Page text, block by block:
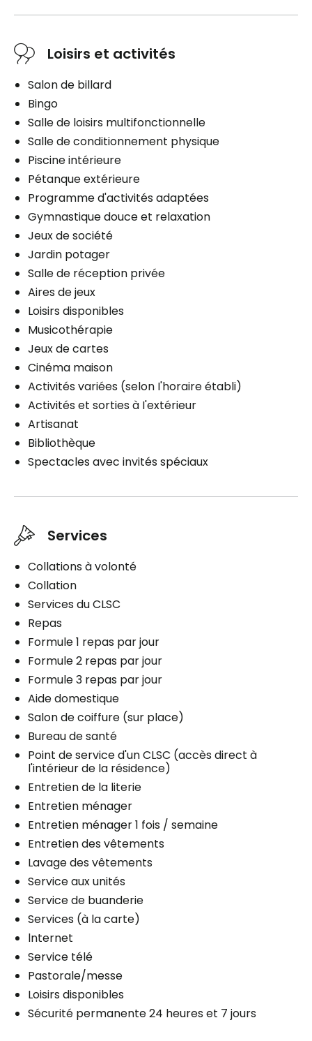
Loisirs et activités
Salon de billard
Bingo
Salle de loisirs multifonctionnelle
Salle de conditionnement physique
Piscine intérieure
Pétanque extérieure
Programme d'activités adaptées
Gymnastique douce et relaxation
Jeux de société
Jardin potager
Salle de réception privée
Aires de jeux
Loisirs disponibles
Musicothérapie
Jeux de cartes
Cinéma maison
Activités variées (selon I'horaire établi)
Activités et sorties à I'extérieur
Artisanat
Bibliothèque
Spectacles avec invités spéciaux
Services
Collations à volonté
Collation
Services du CLSC
Repas
Formule 1 repas par jour
Formule 2 repas par jour
Formule 3 repas par jour
Aide domestique
Salon de coiffure (sur place)
Bureau de santé
Point de service d'un CLSC (accès direct à
l'intérieur de la résidence)
Entretien de la literie
Entretien ménager
Entretien ménager 1 fois / semaine
Entretien des vêtements
Lavage des vêtements
Service aux unités
Service de buanderie
Services (à la carte)
lnternet
Service télé
Pastorale/messe
Loisirs disponibles
Sécurité permanente 24 heures et 7 jours